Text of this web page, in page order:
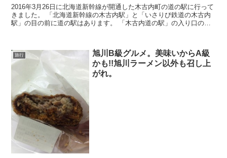
2016年3月26日に北海道新幹線が開通した木古内町の道の駅に行って
きました。 「北海道新幹線の木古内駅」と「いさりび鉄道の木古内
駅」の目の前に道の駅はあります。 「木古内道の駅」の入り口のキ
旅行
旭川B級グルメ。美味いからA級
かも!!旭川ラーメン以外も召し上
がれ。